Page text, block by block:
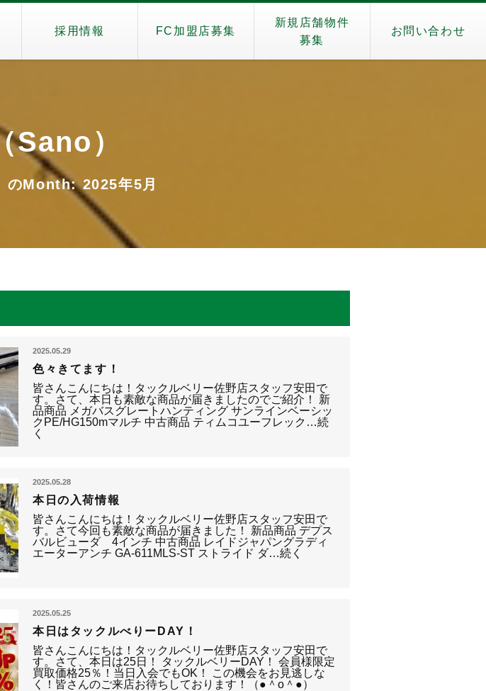
採用情報 FC加盟店募集
新規店舗物件
募集
お問い合わせ
Sano）
のMonth: 2025年5月
2025.05.29
色々きてます！
皆さんこんにちは！タックルベリー佐野店スタッフ安田で
す。さて、本日も素敵な商品が届きましたのでご紹介！ 新
品商品 メガバスグレートハンティング サンラインベーシッ
クPE/HG150mマルチ 中古商品 ティムコユーフレック…続
く
2025.05.28
本日の入荷情報
皆さんこんにちは！タックルベリー佐野店スタッフ安田で
す。さて今回も素敵な商品が届きました！ 新品商品 デプス
バルビューダ 4インチ 中古商品 レイドジャパングラディ
エーターアンチ GA-611MLS-ST ストライド ダ…続く
2025.05.25
本日はタックルべりーDAY！
皆さんこんにちは！タックルベリー佐野店スタッフ安田で
す。さて、本日は25日！ タックルベリーDAY！ 会員様限定
買取価格25％！当日入会でもOK！ この機会をお見逃しな
く！皆さんのご来店お待ちしております！（●＾o＾●）